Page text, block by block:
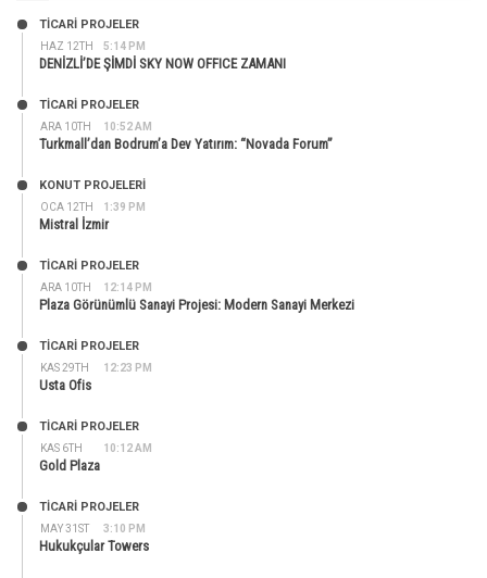
HAZ 12TH 5:14 PM
TİCARİ PROJELER
DENİZLİ’DE ŞİMDİ SKY NOW OFFICE ZAMANI
ARA 10TH 10:52 AM
TİCARİ PROJELER
Turkmall’dan Bodrum’a Dev Yatırım: “Novada Forum”
OCA 12TH 1:39 PM
KONUT PROJELERI
Mistral İzmir
ARA 10TH 12:14 PM
TİCARİ PROJELER
Plaza Görünümlü Sanayi Projesi: Modern Sanayi Merkezi
KAS 29TH 12:23 PM
TİCARİ PROJELER
Usta Ofis
KAS 6TH 10:12 AM
TİCARİ PROJELER
Gold Plaza
MAY 31ST 3:10 PM
TİCARİ PROJELER
Hukukçular Towers